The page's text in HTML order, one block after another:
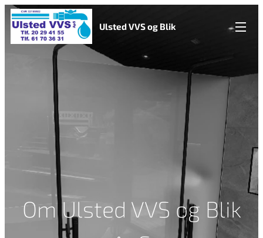
Ulsted VVS og Blik
Om Ulsted VVS og Blik